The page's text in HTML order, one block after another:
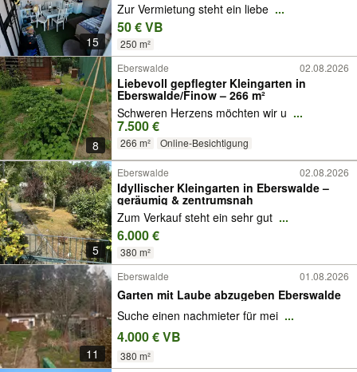
15
Zur Vermietung steht ein liebe ...
50 € VB
250 m²
8
Eberswalde 02.08.2026
Liebevoll gepflegter Kleingarten in
Eberswalde/Finow – 266 m²
Schweren Herzens möchten wir u ...
7.500 €
266 m² Online-Besichtigung
5
Eberswalde 02.08.2026
Idyllischer Kleingarten in Eberswalde –
geräumig & zentrumsnah
Zum Verkauf steht ein sehr gut ...
6.000 €
380 m²
11
Eberswalde 01.08.2026
Garten mit Laube abzugeben Eberswalde
Suche einen nachmieter für mei ...
4.000 € VB
380 m²